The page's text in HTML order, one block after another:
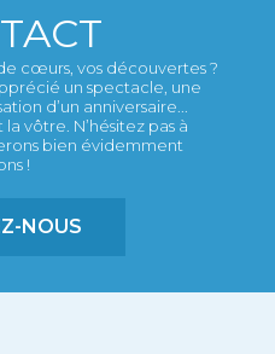
cœurs, vos découvertes ?
un spectacle, une
d’un anniversaire...
vôtre. N’hésitez pas à
bien évidemment
!
NOUS